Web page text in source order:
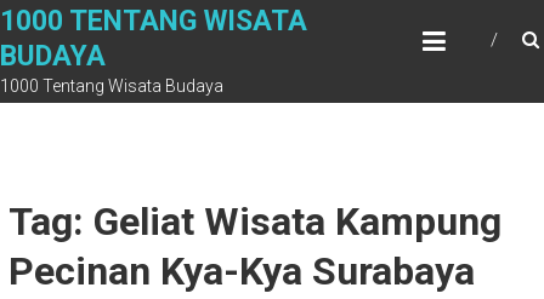
Skip
content
1000 TENTANG WISATA
BUDAYA
1000 Tentang Wisata Budaya
Tag: Geliat Wisata Kampung
Pecinan Kya-Kya Surabaya